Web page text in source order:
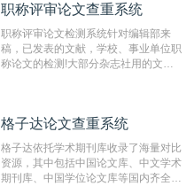
检测速度快、精度高，市场反映良好。
职称评审论文查重系统
职称评审论文检测系统针对编辑部来
稿，已发表的文献，学校、事业单位职
称论文的检测!大部分杂志社用的文献
编辑部检测来稿和已发表的文献,检测
测时注意填写第一作者,才能排除已发
表文献复制比。（限制字符数1万）
格子达论文查重系统
格子达依托学术期刊库收录了海量对比
资源，其中包括中国论文库、中文学术
期刊库、中国学位论文库等国内齐全的